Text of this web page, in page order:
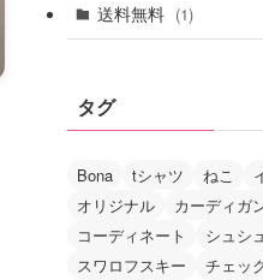
送料無料 (1)
タグ
Bona tシャツ ねこ
オリジナル
カーディガ
コーディネート
シュシュ
スワロフスキー
チェッ